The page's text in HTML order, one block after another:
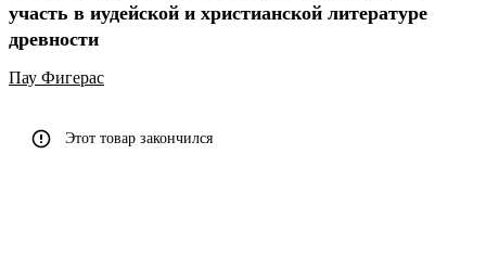
участь в иудейской и христианской литературе
древности
Пау Фигерас
Этот товар закончился